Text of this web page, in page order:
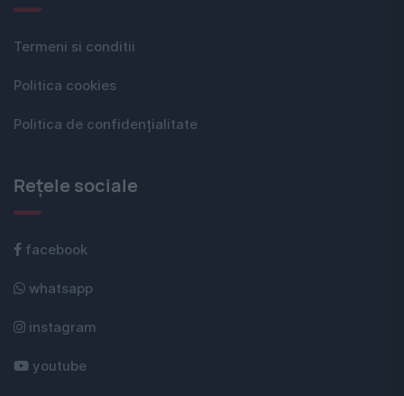
Termeni si conditii
Politica cookies
Politica de confidențialitate
Rețele sociale
facebook
whatsapp
instagram
youtube